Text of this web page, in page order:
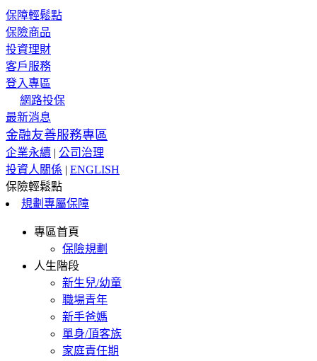
保障輕鬆點
保險商品
投資理財
客戶服務
登入專區
網路投保
最新消息
金融友善服務專區
企業永續 | 公司治理
投資人關係 | ENGLISH
保險輕鬆點
規劃專屬保障
專區首頁
保險規劃
人生階段
新生兒/幼童
職場青年
新手爸媽
單身/頂客族
家庭責任期